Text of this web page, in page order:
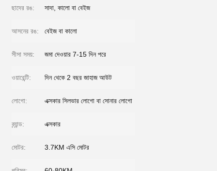
ছাদের রঙ: সাদা, কালো বা বেইজ
আসনের রঙ: বেইজ বা কালো
সীসা সময়: জমা দেওয়ার 7-15 দিন পরে
ওয়ারেন্টি: দিন থেকে 2 বছর জাহাজ আউট
লোগো: এক্সকার সিলভার লোগো বা সোনার লোগো
ব্র্যান্ড: এক্সকার
মোটর: 3.7KM এসি মোটর